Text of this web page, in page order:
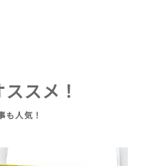
スメ！